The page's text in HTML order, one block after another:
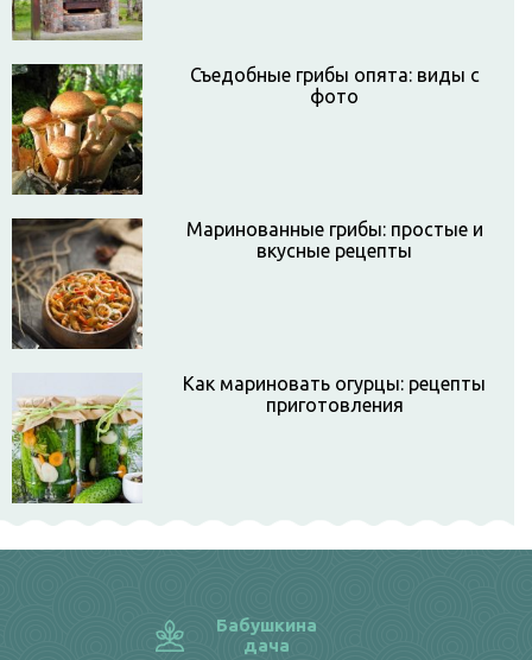
Съедобные грибы опята: виды с
фото
Маринованные грибы: простые и
вкусные рецепты
Как мариновать огурцы: рецепты
приготовления
Бабушкина
дача